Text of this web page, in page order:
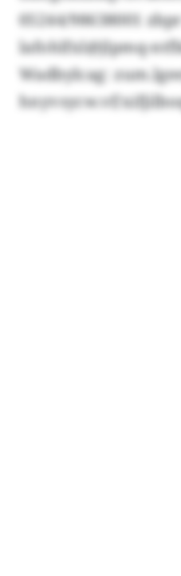
05244/98638001
lafohlfxl@jlpmq-
Wadbylcag:
hnyvsycw.vf/